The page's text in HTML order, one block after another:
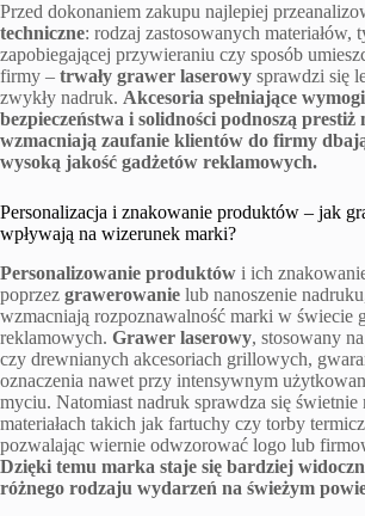
Przed dokonaniem zakupu najlepiej
techniczne: rodzaj zastosowanych materiałów,
zapobiegającej przywieraniu czy sposób
firmy – trwały grawer laserowy sprawdzi się
zwykły nadruk. Akcesoria spełniające wymogi
bezpieczeństwa i solidności podnoszą
wzmacniają zaufanie klientów do firmy
wysoką jakość gadżetów reklamowych.
Personalizacja i znakowanie produktów – jak
wpływają na wizerunek marki?
Personalizowanie produktów i ich
poprzez grawerowanie lub nanoszenie
wzmacniają rozpoznawalność marki w świecie
reklamowych. Grawer laserowy, stosowany
czy drewnianych akcesoriach grillowych,
oznaczenia nawet przy intensywnym
myciu. Natomiast nadruk sprawdza się świetnie
materiałach takich jak fartuchy czy torby
pozwalając wiernie odwzorować logo lub
Dzięki temu marka staje się bardziej
różnego rodzaju wydarzeń na świeżym